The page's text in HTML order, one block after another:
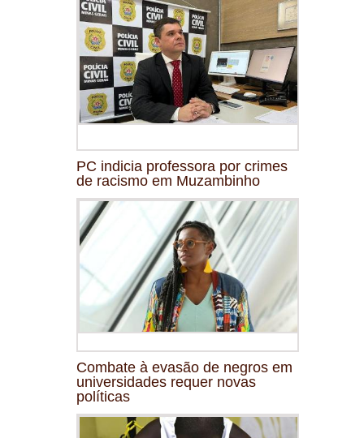
PC indicia professora por crimes
de racismo em Muzambinho
Combate à evasão de negros em
universidades requer novas
políticas